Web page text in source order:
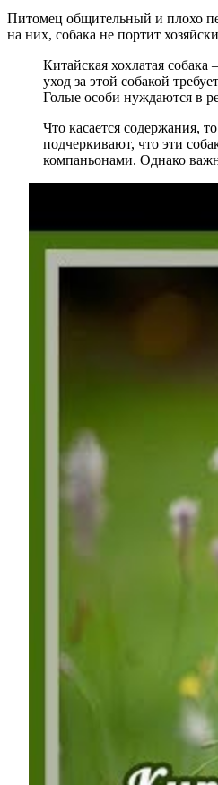
Питомец общительный и плохо
на них, собака не портит
Китайская хохлатая
уход за этой собакой
Голые особи нуждаются в
Что касается содержания,
подчеркивают, что эти
компаньонами. Однако